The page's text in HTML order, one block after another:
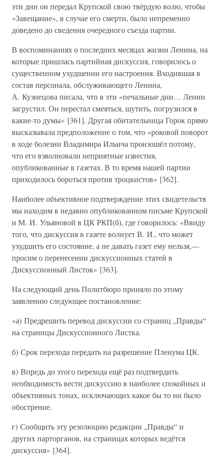
эти дни он передал Крупской свою твёрдую волю, чтобы
«Завещание», в случае его смерти, было непременно
доведено до сведения очередного съезда партии.
В воспоминаниях о последних месяцах жизни Ленина, на
которые пришлась партийная дискуссия, говорилось о
существенном ухудшении его настроения. Входившая в
состав персонала, обслуживающего Ленина,
А. Кузнецова писала, что в эти «печальные дни… Ленин
загрустил. Он перестал смеяться, шутить, погрузился в
какие-то думы» [361]. Другая обитательница Горок прямо
высказывала предположение о том, что «роковой поворот
в ходе болезни Владимира Ильича произошёл потому,
что его взволновали неприятные известия,
опубликованные в газетах. В то время нашей партии
приходилось бороться против троцкистов» [362].
Наиболее объективное подтверждение этих свидетельств
мы находим в недавно опубликованном письме Крупской
и М. И. Ульяновой в ЦК РКП(б), где говорилось: «Ввиду
того, что дискуссия в газете волнует В. И., что может
ухудшить его состояние, а не давать газет ему нельзя,—
просим о перенесении дискуссионных статей в
Дискуссионный Листок» [363].
На следующий день Политбюро приняло по этому
заявлению следующее постановление:
«а) Предрешить перевод дискуссии со страниц „Правды“
на страницы Дискуссионного Листка.
б) Срок перехода передать на разрешение Пленума ЦК.
в) Впредь до этого перехода ещё раз подтвердить
необходимость вести дискуссию в наиболее спокойных и
объективных тонах, исключающих какое бы то ни было
обострение.
г) Сообщить эту резолюцию редакции „Правды“ и
других парторганов, на страницах которых ведётся
дискуссия» [364].